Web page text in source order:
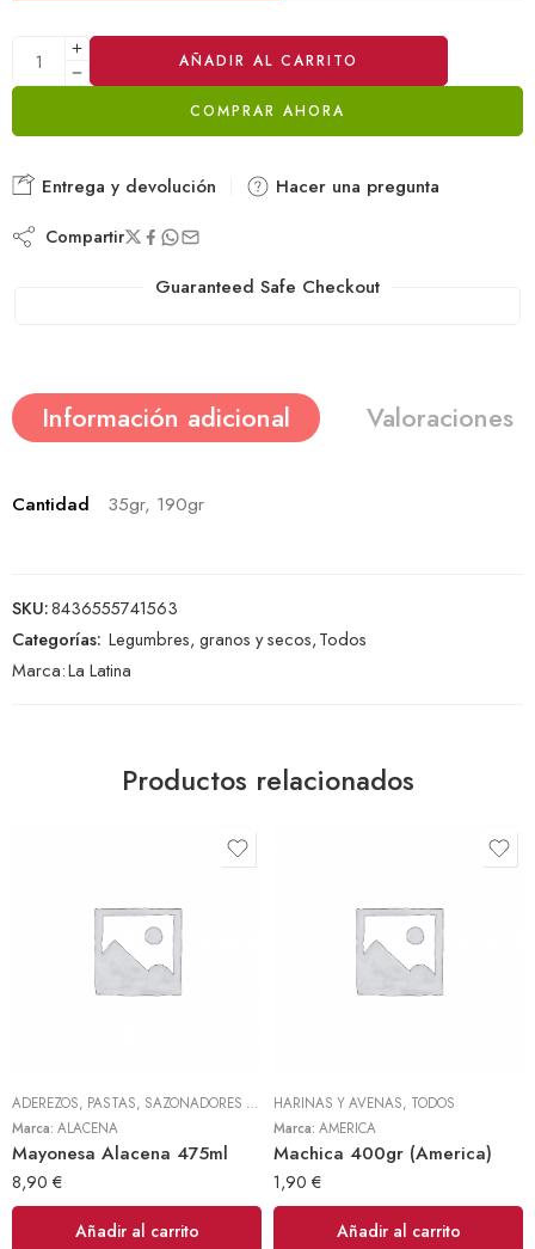
AÑADIR AL CARRITO
COMPRAR AHORA
Alternative:
Entrega y devolución Hacer una pregunta
Compartir
Guaranteed Safe Checkout
Información adicional Valoraciones
Cantidad 35gr, 190gr
SKU:8436555741563
Categorías: Legumbres, granos y secos,Todos
Marca:La Latina
Productos relacionados
ADEREZOS, PASTAS, SAZONADORES Y CONDIMENTOS ,TODOS
Marca: ALACENA
Mayonesa Alacena 475ml
8,90 €
Añadir al carrito
HARINAS Y AVENAS, TODOS
Marca: AMERICA
Machica 400gr (America)
1,90 €
Añadir al carrito